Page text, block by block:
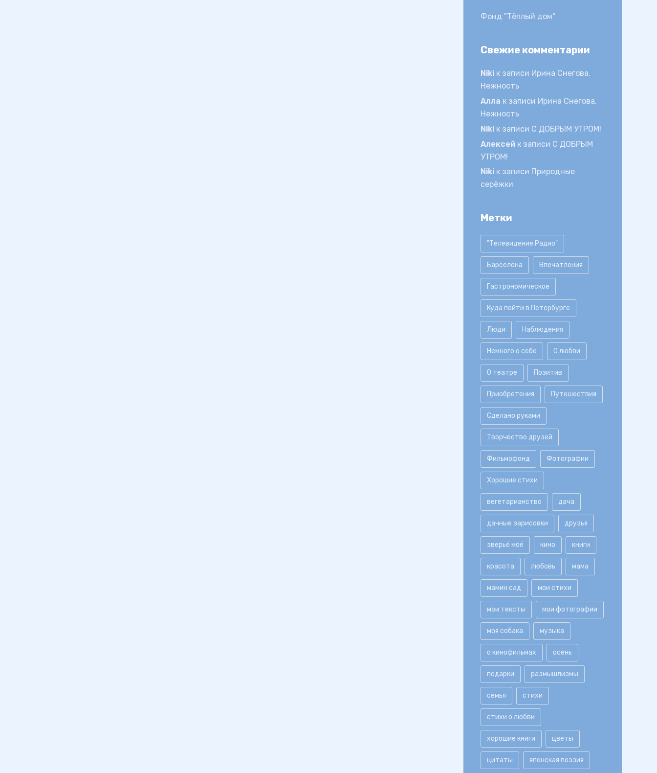
Фонд "Тёплый дом"
Свежие комментарии
Niki к записи Ирина Снегова.
Нежность
Алла к записи Ирина Снегова.
Нежность
Niki к записи С ДОБРЫМ УТРОМ!
Алексей к записи С ДОБРЫМ
УТРОМ!
Niki к записи Природные
серёжки
Метки
"Телевидение.Радио"
Барселона Впечатления
Гастрономическое
Куда пойти в Петербурге
Люди Наблюдения
Немного о себе О любви
О театре Позитив
Приобретения Путешествия
Сделано руками
Творчество друзей
Фильмофонд Фотографии
Хорошие стихи
вегетарианство дача
дачные зарисовки друзья
зверьё моё кино книги
красота любовь мама
мамин сад мои стихи
мои тексты мои фотографии
моя собака музыка
о кинофильмах осень
подарки размышлизмы
семья стихи
стихи о любви
хорошие книги цветы
цитаты японская поэзия